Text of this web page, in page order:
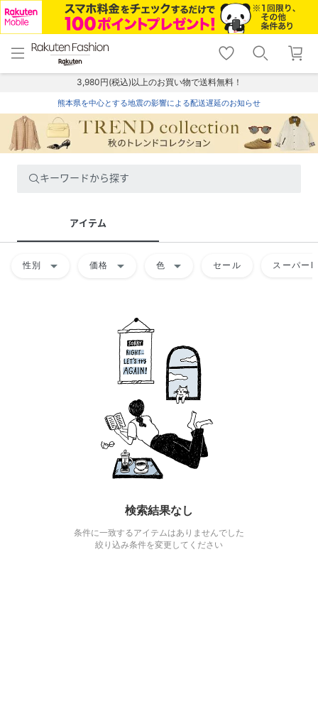
menu home
トップ
shopping_cart lock_outline
ログイン
3,980円(税込)以上のお買い物で送料無料！
熊本県を中心とする地震の影響による配送遅延のお知らせ
キーワードから探す
アイテム
性別 arrow_drop_down 価格 arrow_drop_down 色 arrow_drop_down セール スーパー
検索結果なし
条件に一致するアイテムはありませんでした
絞り込み条件を変更してください